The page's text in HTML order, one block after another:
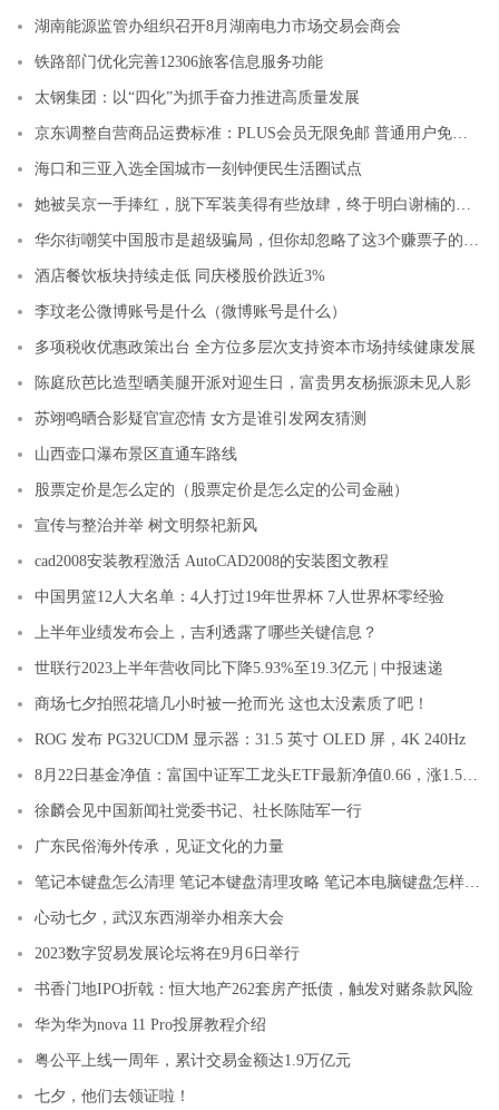
湖南能源监管办组织召开8月湖南电力市场交易会商会
铁路部门优化完善12306旅客信息服务功能
太钢集团：以“四化”为抓手奋力推进高质量发展
京东调整自营商品运费标准：PLUS会员无限免邮 普通用户免邮门槛降至59元
海口和三亚入选全国城市一刻钟便民生活圈试点
她被吴京一手捧红，脱下军装美得有些放肆，终于明白谢楠的担心
华尔街嘲笑中国股市是超级骗局，但你却忽略了这3个赚票子的机会
酒店餐饮板块持续走低 同庆楼股价跌近3%
李玟老公微博账号是什么（微博账号是什么）
多项税收优惠政策出台 全方位多层次支持资本市场持续健康发展
陈庭欣芭比造型晒美腿开派对迎生日，富贵男友杨振源未见人影
苏翊鸣晒合影疑官宣恋情 女方是谁引发网友猜测
山西壶口瀑布景区直通车路线
股票定价是怎么定的（股票定价是怎么定的公司金融）
宣传与整治并举 树文明祭祀新风
cad2008安装教程激活 AutoCAD2008的安装图文教程
中国男篮12人大名单：4人打过19年世界杯 7人世界杯零经验
上半年业绩发布会上，吉利透露了哪些关键信息？
世联行2023上半年营收同比下降5.93%至19.3亿元 | 中报速递
商场七夕拍照花墙几小时被一抢而光 这也太没素质了吧！
ROG 发布 PG32UCDM 显示器：31.5 英寸 OLED 屏，4K 240Hz
8月22日基金净值：富国中证军工龙头ETF最新净值0.66，涨1.52%
徐麟会见中国新闻社党委书记、社长陈陆军一行
广东民俗海外传承，见证文化的力量
笔记本键盘怎么清理 笔记本键盘清理攻略 笔记本电脑键盘怎样清理
心动七夕，武汉东西湖举办相亲大会
2023数字贸易发展论坛将在9月6日举行
书香门地IPO折戟：恒大地产262套房产抵债，触发对赌条款风险
华为华为nova 11 Pro投屏教程介绍
粤公平上线一周年，累计交易金额达1.9万亿元
七夕，他们去领证啦！